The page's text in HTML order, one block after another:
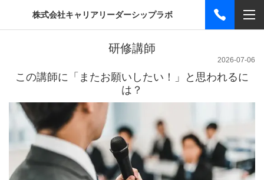
株式会社キャリアリーダーシップラボ
研修講師
2026-07-06
この講師に「またお願いしたい！」と思われるに
は？